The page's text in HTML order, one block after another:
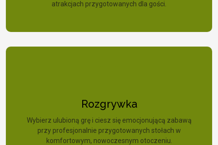
atrakcjach przygotowanych dla gości.
Rozgrywka
Wybierz ulubioną grę i ciesz się emocjonującą zabawą
przy profesjonalnie przygotowanych stołach w
komfortowym, nowoczesnym otoczeniu.